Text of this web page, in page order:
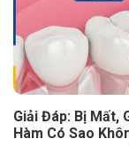
Mất, Gãy Răng
Không?...